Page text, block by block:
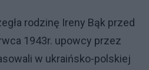
rodzinę Ireny Bąk przed
1943r. upowcy przez
w ukraińsko-polskiej